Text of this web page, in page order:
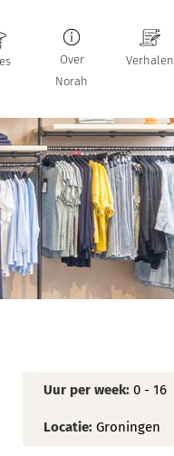
Over
Norah
Verhalen
Uur per week: 0 - 16
Locatie: Groningen